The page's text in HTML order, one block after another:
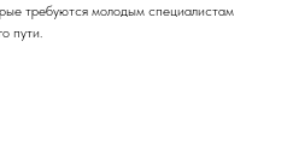
требуются молодым специалистам
пути.